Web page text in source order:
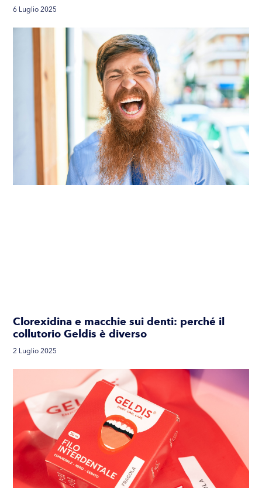
6 Luglio 2025
Clorexidina e macchie sui denti: perché il
collutorio Geldis è diverso
2 Luglio 2025